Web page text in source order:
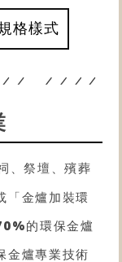
格樣式
、祭壇、殯葬
「金爐 加裝環
的環保金爐
金爐專業技術